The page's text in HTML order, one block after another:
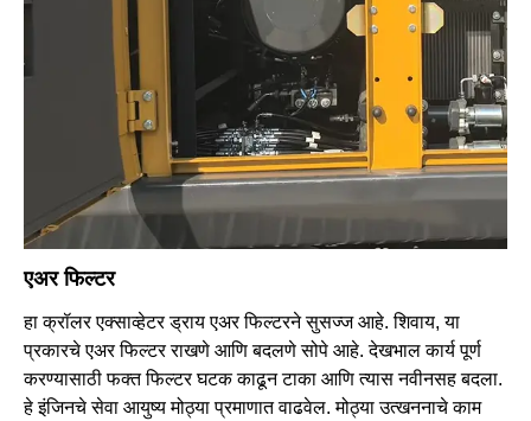
एअर फिल्टर
हा क्रॉलर एक्साव्हेटर ड्राय एअर फिल्टरने सुसज्ज आहे. शिवाय, या
प्रकारचे एअर फिल्टर राखणे आणि बदलणे सोपे आहे. देखभाल कार्य पूर्ण
करण्यासाठी फक्त फिल्टर घटक काढून टाका आणि त्यास नवीनसह बदला.
हे इंजिनचे सेवा आयुष्य मोठ्या प्रमाणात वाढवेल. मोठ्या उत्खननाचे काम